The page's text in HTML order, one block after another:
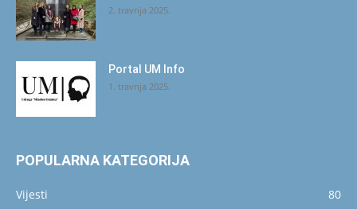
2. travnja 2025.
Portal UM Info
1. travnja 2025.
POPULARNA KATEGORIJA
Vijesti
80